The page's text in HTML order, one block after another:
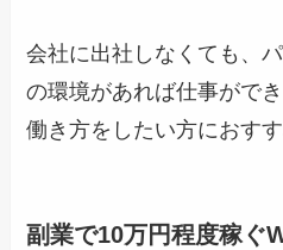
会社に出社しなくても、
の環境があれば仕事がで
働き方をしたい方におすす
副業で10万円程度稼ぐ